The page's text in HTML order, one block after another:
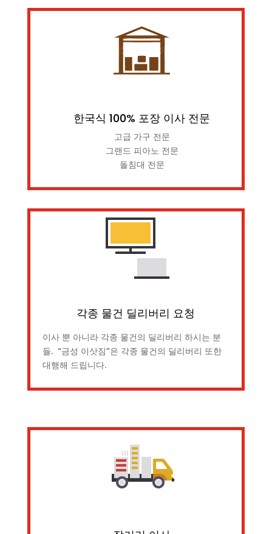
한국식 100% 포장 이사 전문
고급 가구 전문
그랜드 피아노 전문
돌침대 전문
각종 물건 딜리버리 요청
이사 뿐 아니라 각종 물건의 딜리버리 하시는 분
들. “금성 이삿짐”은 각종 물건의 딜리버리 또한
대행해 드립니다.